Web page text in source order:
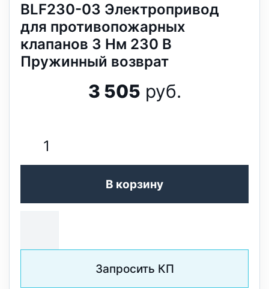
BLF230-03 Электропривод
для противопожарных
клапанов 3 Нм 230 В
Пружинный возврат
3 505 руб.
В корзину
Запросить КП